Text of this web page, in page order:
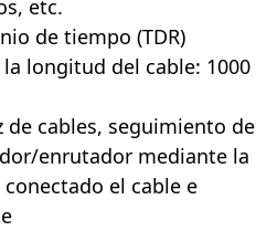
etc.
de tiempo (TDR)
longitud del cable: 1000
de cables, seguimiento de
enrutador mediante la
el cable e